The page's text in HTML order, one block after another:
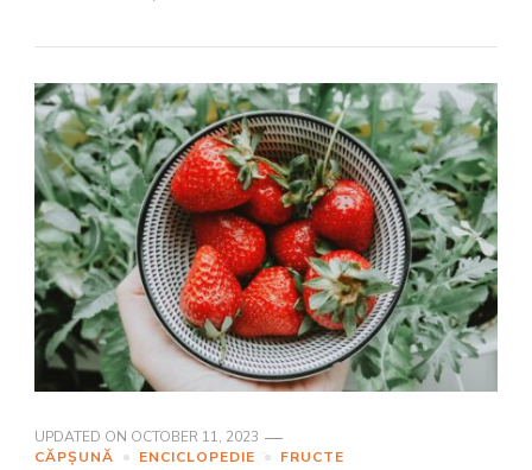
UPDATED ON OCTOBER 11, 2023
CĂPȘUNĂ
ENCICLOPEDIE FRUCTE